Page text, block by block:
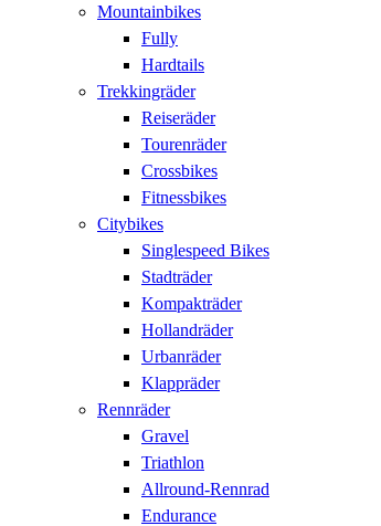
Mountainbikes
Fully
Hardtails
Trekkingräder
Reiseräder
Tourenräder
Crossbikes
Fitnessbikes
Citybikes
Singlespeed Bikes
Stadträder
Kompakträder
Hollandräder
Urbanräder
Klappräder
Rennräder
Gravel
Triathlon
Allround-Rennrad
Endurance